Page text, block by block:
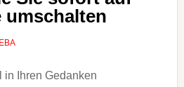
umschalten
in Ihren Gedanken